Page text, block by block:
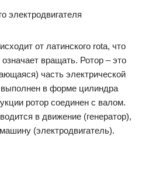
электродвигателя
от латинского rota, что
вращать. Ротор – это
часть электрической
в форме цилиндра
ротор соединен с валом.
в движение (генератор),
(электродвигатель).